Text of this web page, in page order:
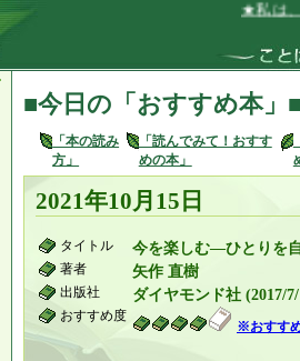
★私は、や
■今日の「おすすめ本」
「本の読み
方」
「読んでみて！おすす
めの本」
2021年10月15日
タイトル 今を楽しむ―ひとりを
著者 矢作 直樹
出版社 ダイヤモンド社 (2017/
おすすめ度
※おすす